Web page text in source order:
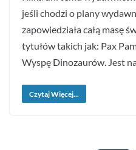
jeśli chodzi o plany
zapowiedziała całą masę
tytułów takich jak: Pax
Wyspę Dinozaurów. Jest
Czytaj Więcej...